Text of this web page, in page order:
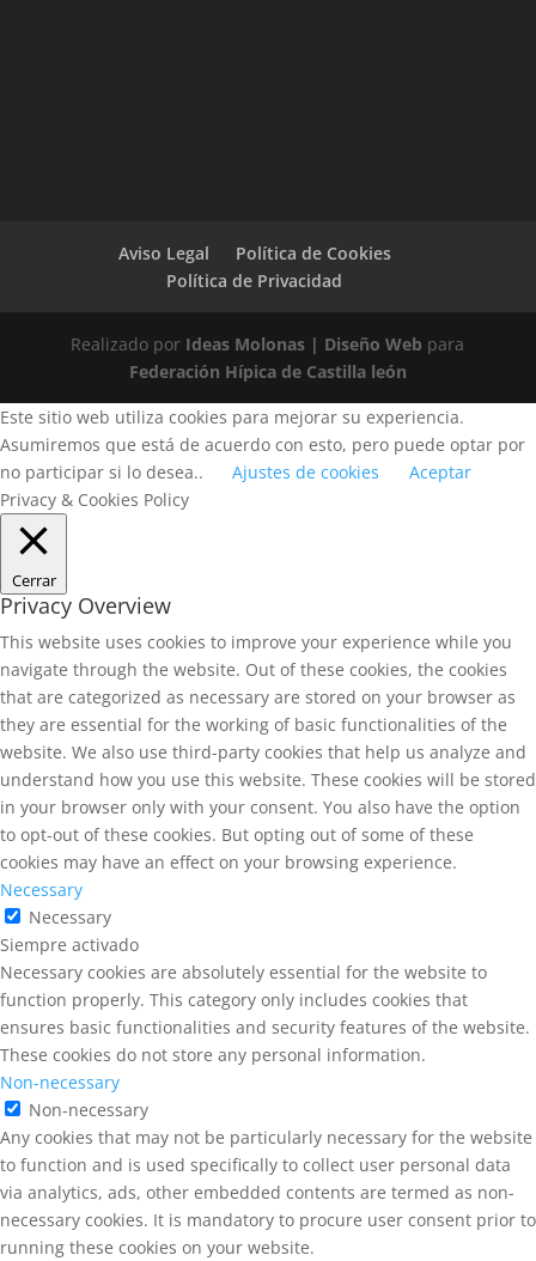
Aviso Legal
Política de Cookies
Política de Privacidad
Realizado por Ideas Molonas | Diseño Web para
Federación Hípica de Castilla león
Este sitio web utiliza cookies para mejorar su experiencia.
Asumiremos que está de acuerdo con esto, pero puede optar por
no participar si lo desea..
Ajustes de cookies
Aceptar
Privacy & Cookies Policy
Cerrar
Privacy Overview
This website uses cookies to improve your experience while you
navigate through the website. Out of these cookies, the cookies
that are categorized as necessary are stored on your browser as
they are essential for the working of basic functionalities of the
website. We also use third-party cookies that help us analyze and
understand how you use this website. These cookies will be stored
in your browser only with your consent. You also have the option
to opt-out of these cookies. But opting out of some of these
cookies may have an effect on your browsing experience.
Necessary
Necessary
Siempre activado
Necessary cookies are absolutely essential for the website to
function properly. This category only includes cookies that
ensures basic functionalities and security features of the website.
These cookies do not store any personal information.
Non-necessary
Non-necessary
Any cookies that may not be particularly necessary for the website
to function and is used specifically to collect user personal data
via analytics, ads, other embedded contents are termed as non-
necessary cookies. It is mandatory to procure user consent prior to
running these cookies on your website.